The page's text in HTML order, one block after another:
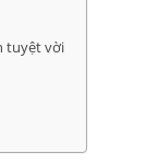
tuyệt vời